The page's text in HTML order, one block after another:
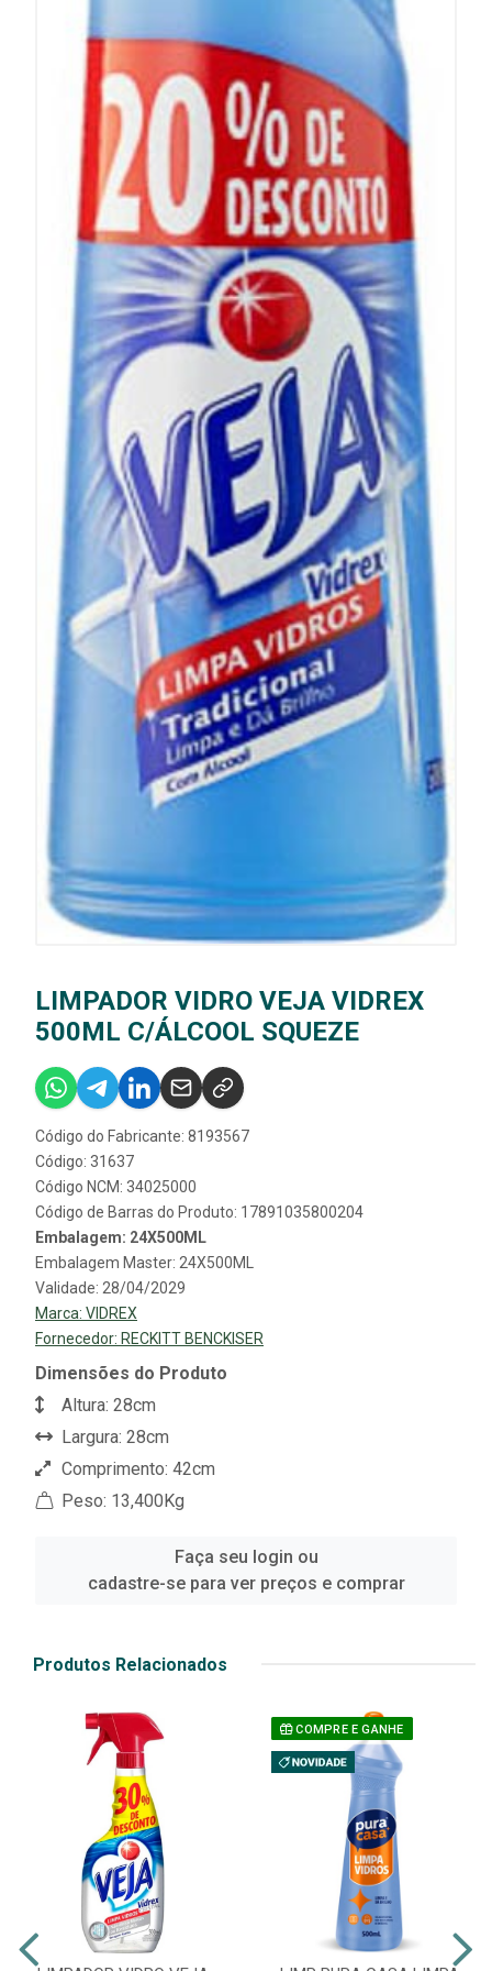
LIMPADOR VIDRO VEJA VIDREX
500ML C/ÁLCOOL SQUEZE
Código do Fabricante: 8193567
Código: 31637
Código NCM: 34025000
Código de Barras do Produto: 17891035800204
Embalagem: 24X500ML
Embalagem Master: 24X500ML
Validade: 28/04/2029
Marca: VIDREX
Fornecedor: RECKITT BENCKISER
Dimensões do Produto
Altura: 28cm
Largura: 28cm
Comprimento: 42cm
Peso: 13,400Kg
Faça seu login ou
cadastre-se para ver preços e comprar
Produtos Relacionados
COMPRE E GANHE